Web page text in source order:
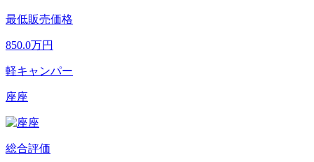
最低販売価格
850.0万円
軽キャンパー
座座
総合評価